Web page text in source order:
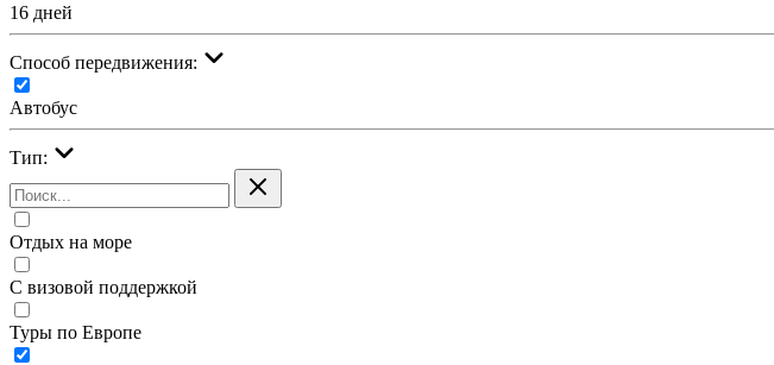
16 дней
Cпособ передвижения:
Автобус
Тип:
Отдых на море
С визовой поддержкой
Туры по Европе